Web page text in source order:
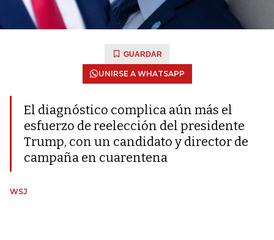
GUARDAR
UNIRSE A WHATSAPP
El diagnóstico complica aún más el
esfuerzo de reelección del presidente
Trump, con un candidato y director de
campaña en cuarentena
WSJ